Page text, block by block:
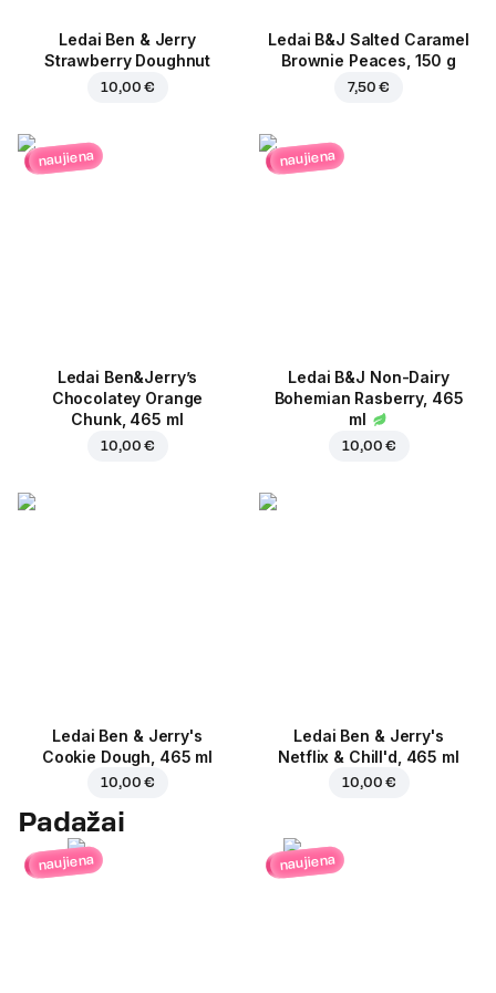
Ledai Ben & Jerry
Strawberry Doughnut
10,00 €
Ledai B&J Salted Caramel
Brownie Peaces, 150 g
7,50 €
naujiena
Ledai Ben&Jerry’s
Chocolatey Orange
Chunk, 465 ml
10,00 €
naujiena
Ledai B&J Non-Dairy
Bohemian Rasberry, 465
ml
10,00 €
Ledai Ben & Jerry's
Cookie Dough, 465 ml
10,00 €
Ledai Ben & Jerry's
Netflix & Chill'd, 465 ml
10,00 €
Padažai
naujiena naujiena